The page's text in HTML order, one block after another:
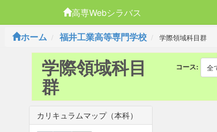
高専Webシラバス
ホーム
福井工業高等専門学校 学際領域科目群
学際領域科目
群
コース: 全
カリキュラムマップ（本科）